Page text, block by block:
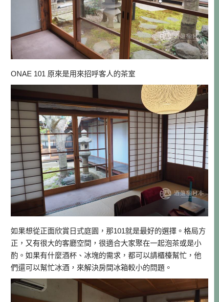
ONAE 101 原來是用來招呼客人的茶室
如果想從正面欣賞日式庭園，那101就是最好的選擇。格局方
正，又有很大的客廳空間，很適合大家聚在一起泡茶或是小
酌。如果有什麼酒杯、冰塊的需求，都可以請櫃檯幫忙，他
們還可以幫忙冰酒，來解決房間冰箱較小的問題。